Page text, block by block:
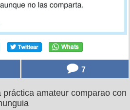
7
amateur comparao con